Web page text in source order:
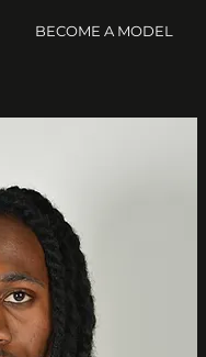
BECOME A MODEL